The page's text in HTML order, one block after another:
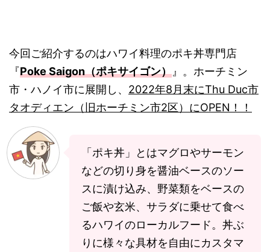
今回ご紹介するのはハワイ料理のポキ丼専門店
『Poke Saigon（ポキサイゴン） 』。ホーチミン
市・ハノイ市に展開し、 2022年8月末にThu Duc市
タオディエン（旧ホーチミン市2区）にOPEN！！
「ポキ丼」とはマグロやサーモン
などの切り身を醤油ベースのソー
スに漬け込み、野菜類をベースの
ご飯や玄米、サラダに乗せて食べ
るハワイのローカルフード。丼ぶ
りに様々な具材を自由にカスタマ